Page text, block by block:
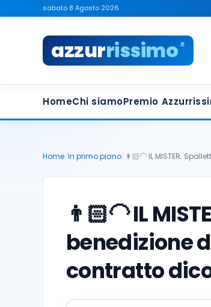
sabato 8 Agosto 2026
azzurrissimo.it
HomeChi siamoPremio
Home In primo piano 👨🏻‍🦲 IL MISTER.
👨🏻‍🦲 IL
benedizione
contratto